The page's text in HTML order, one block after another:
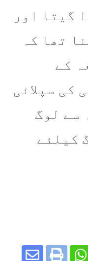
گیتا اور
تھا کہ
کے
کی سپلائی
سے لوگ
کیلئے